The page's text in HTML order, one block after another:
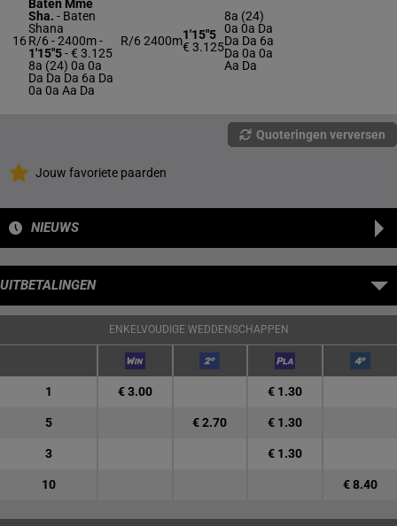
16
Baten Mme
Sha. - Baten
Shana
R/6 - 2400m-
1'15"5- € 3.125
8a (24) 0a 0a
Da Da Da 6a Da
0a 0a Aa Da
R/6 2400m1'15"5
€ 3.125
8a (24)
0a 0a Da
Da Da 6a
Da 0a 0a
Aa Da
Quoteringen verversen
Jouw favoriete paarden
NIEUWS
UITBETALINGEN
ENKELVOUDIGE WEDDENSCHAPPEN
1 € 3.00 € 1.30
5 € 2.70 € 1.30
3 € 1.30
10 € 8.40